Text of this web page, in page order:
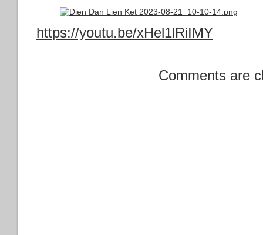
https://youtu.be/xHel1lRiIMY
Comments are